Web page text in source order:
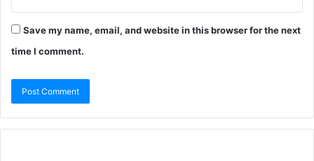
Save my name, email, and website in this browser for the next
time I comment.